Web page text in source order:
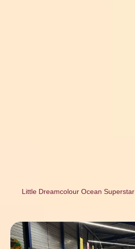
Little Dreamcolour Ocean Superstar